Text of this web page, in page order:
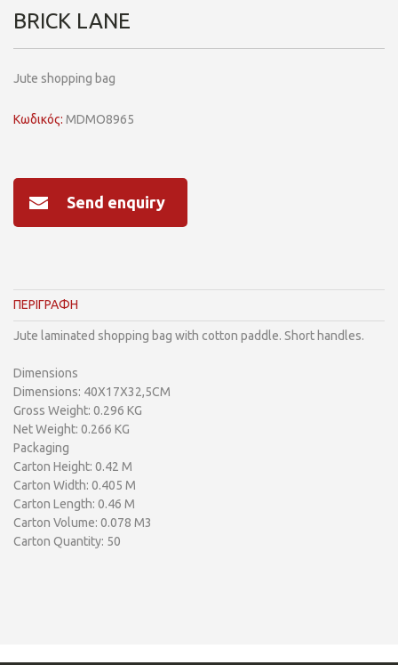
BRICK LANE
Jute shopping bag
Κωδικός: MDMO8965
Send enquiry
ΠΕΡΙΓΡΑΦΗ
Jute laminated shopping bag with cotton paddle. Short handles.
Dimensions
Dimensions: 40X17X32,5CM
Gross Weight: 0.296 KG
Net Weight: 0.266 KG
Packaging
Carton Height: 0.42 M
Carton Width: 0.405 M
Carton Length: 0.46 M
Carton Volume: 0.078 M3
Carton Quantity: 50